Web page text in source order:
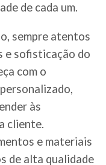
de cada um.
sempre atentos
e sofisticação do
com o
às
cliente.
e materiais
de alta qualidade